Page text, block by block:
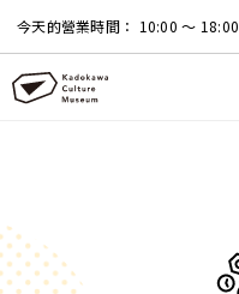
今天的營業時間： 10:00 〜 18:00